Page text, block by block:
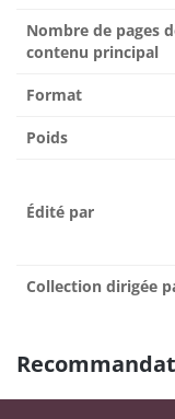
Nombre de pages
contenu principal
Format
Poids
Édité par
Collection dirigée